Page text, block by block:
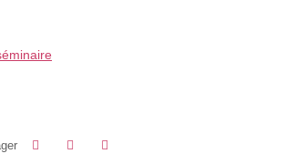
Partager sur Facebook
Partager sur LinkedIn